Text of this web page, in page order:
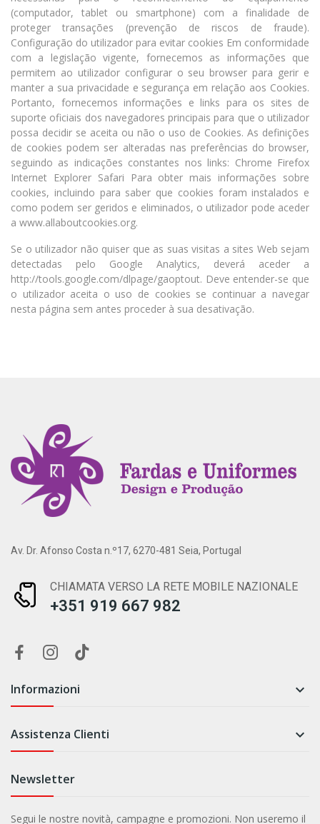
(computador, tablet ou smartphone) com a finalidade de
proteger transações (prevenção de riscos de fraude).
Configuração do utilizador para evitar cookies Em conformidade
com a legislação vigente, fornecemos as informações que
permitem ao utilizador configurar o seu browser para gerir e
manter a sua privacidade e segurança em relação aos Cookies.
Portanto, fornecemos informações e links para os sites de
suporte oficiais dos navegadores principais para que o utilizador
possa decidir se aceita ou não o uso de Cookies. As definições
de cookies podem ser alteradas nas preferências do browser,
seguindo as indicações constantes nos links: Chrome Firefox
Internet Explorer Safari Para obter mais informações sobre
cookies, incluindo para saber que cookies foram instalados e
como podem ser geridos e eliminados, o utilizador pode aceder
a www.allaboutcookies.org.
Se o utilizador não quiser que as suas visitas a sites Web sejam
detectadas pelo Google Analytics, deverá aceder a
http://tools.google.com/dlpage/gaoptout. Deve entender-se que
o utilizador aceita o uso de cookies se continuar a navegar
nesta página sem antes proceder à sua desativação.
Av. Dr. Afonso Costa n.º17, 6270-481 Seia, Portugal
CHIAMATA VERSO LA RETE MOBILE NAZIONALE
+351 919 667 982
Informazioni 
Assistenza Clienti 
Newsletter
Segui le nostre novità, campagne e promozioni. Non useremo il